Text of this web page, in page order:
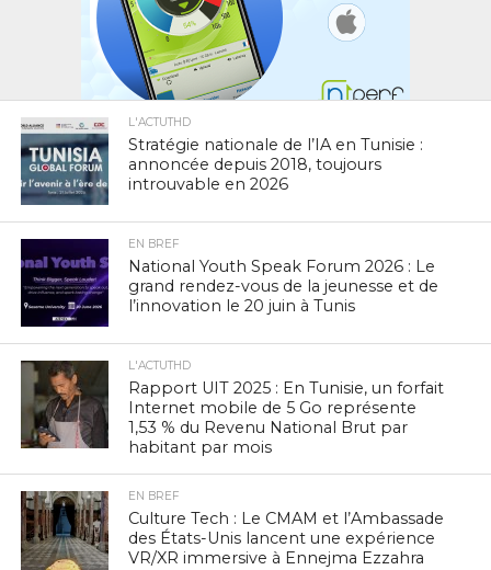
L'ACTUTHD
Stratégie nationale de l’IA en Tunisie :
annoncée depuis 2018, toujours
introuvable en 2026
EN BREF
National Youth Speak Forum 2026 : Le
grand rendez-vous de la jeunesse et de
l’innovation le 20 juin à Tunis
L'ACTUTHD
Rapport UIT 2025 : En Tunisie, un forfait
Internet mobile de 5 Go représente
1,53 % du Revenu National Brut par
habitant par mois
EN BREF
Culture Tech : Le CMAM et l’Ambassade
des États-Unis lancent une expérience
VR/XR immersive à Ennejma Ezzahra